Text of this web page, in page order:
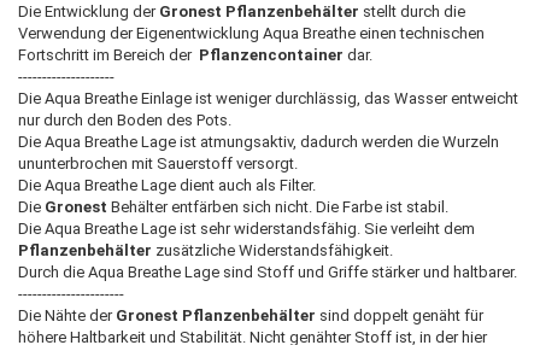
Die Entwicklung der Gronest Pflanzenbehälter stellt durch die
Verwendung der Eigenentwicklung Aqua Breathe einen technischen
Fortschritt im Bereich der Pflanzencontainer dar.
--------------------
Die Aqua Breathe Einlage ist weniger durchlässig, das Wasser entweicht
nur durch den Boden des Pots.
Die Aqua Breathe Lage ist atmungsaktiv, dadurch werden die Wurzeln
ununterbrochen mit Sauerstoff versorgt.
Die Aqua Breathe Lage dient auch als Filter.
Die Gronest Behälter entfärben sich nicht. Die Farbe ist stabil.
Die Aqua Breathe Lage ist sehr widerstandsfähig. Sie verleiht dem
Pflanzenbehälter zusätzliche Widerstandsfähigkeit.
Durch die Aqua Breathe Lage sind Stoff und Griffe stärker und haltbarer.
----------------------
Die Nähte der Gronest Pflanzenbehälter sind doppelt genäht für
höhere Haltbarkeit und Stabilität. Nicht genähter Stoff ist, in der hier